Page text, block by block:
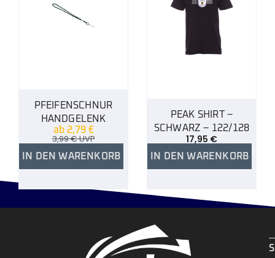
PFEIFENSCHNUR
HANDGELENK
ab 2,79 €
3,99€UVP
IN DEN WARENKORB
PEAK SHIRT –
SCHWARZ – 122/128
17,95 €
IN DEN WARENKORB